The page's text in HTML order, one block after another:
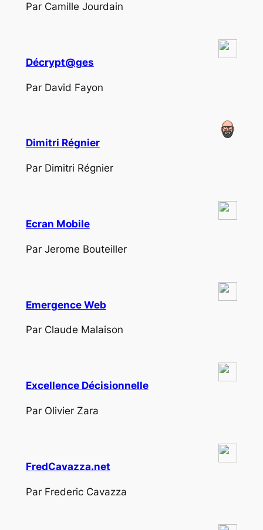
Par Camille Jourdain
Décrypt@ges
Par David Fayon
Dimitri Régnier
Par Dimitri Régnier
Ecran Mobile
Par Jerome Bouteiller
Emergence Web
Par Claude Malaison
Excellence Décisionnelle
Par Olivier Zara
FredCavazza.net
Par Frederic Cavazza